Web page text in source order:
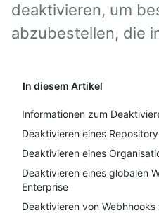
deaktivieren, um
abzubestellen, die
In diesem Artikel
Informationen zum
Deaktivieren eines
Deaktivieren eines
Deaktivieren eines globalen
Enterprise
Deaktivieren von